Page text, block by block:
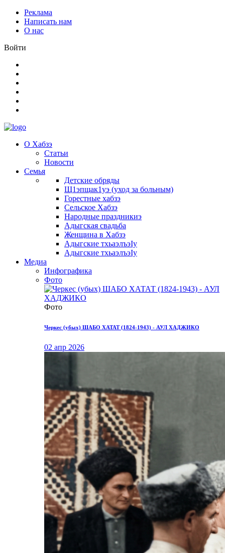
Реклама
Написать нам
О нас
Войти
О Хабзэ
Статьи
Новости
Семья
Детские обряды
Щ1эпщак1уэ (уход за больным)
Горестные хабзэ
Сельское Хабзэ
Народные праздникиэ
Адыгская свадьба
Женщина в Хабзэ
Адыгские тхьаэлъэIу
Адыгские тхьаэлъэIу
Медиа
Инфографика
Фото
Фото
Черкес (убых) ШАБО ХАТАТ (1824-1943) - АУЛ ХАДЖИКО
02 апр 2026